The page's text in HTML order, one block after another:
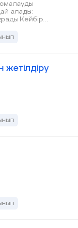
алады:
Кейбір
жетілдіру